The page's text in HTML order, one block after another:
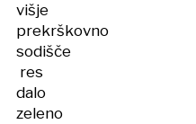
preiskujejo
tudi
v
višje
prekrškovno
sodišče
res
dalo
zeleno